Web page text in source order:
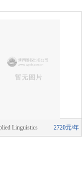
2720元/年
Linguistics